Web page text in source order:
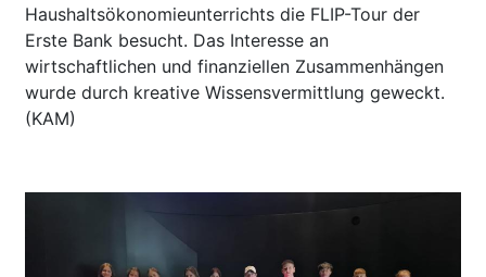
Haushaltsökonomieunterrichts die FLIP-Tour der
Erste Bank besucht. Das Interesse an
wirtschaftlichen und finanziellen Zusammenhängen
wurde durch kreative Wissensvermittlung geweckt.
(KAM)